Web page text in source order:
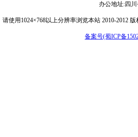
办公地址:四川
请使用1024×768以上分辨率浏览本站 2010-2012
备案号(蜀ICP备